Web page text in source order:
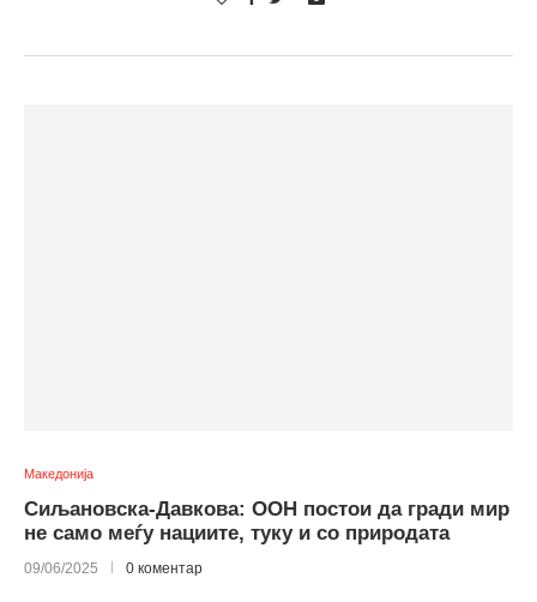
Македонија
Сиљановска-Давкова: ООН постои да гради мир
не само меѓу нациите, туку и со природата
09/06/2025 0 коментар